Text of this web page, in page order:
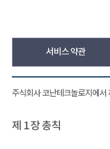
서비스 약관
주식회사 코난테크놀로지에
제 1 장 총칙